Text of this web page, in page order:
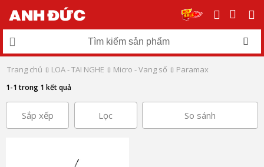
Trang chủ LOA - TAI NGHE Micro - Vang số Paramax
1-1 trong 1 kết quả
Sắp xếp Lọc So sánh